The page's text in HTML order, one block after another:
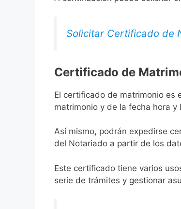
Solicitar Certificado de
Certificado de
El certificado de matrimonio es
matrimonio y de la fecha hora y
Así mismo, podrán expedirse
del Notariado a partir de los
Este certificado tiene varios
serie de trámites y gestionar